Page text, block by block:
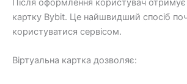
Після оформлення користувач отримує
картку Bybit. Це найшвидший спосіб
користуватися сервісом.
Віртуальна картка дозволяє: